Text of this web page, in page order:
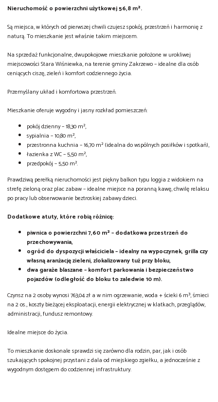
Nieruchomość o powierzchni użytkowej 56,8 m².
Są miejsca, w których od pierwszej chwili czujesz spokój, przestrzeń i harmonię z
naturą. To mieszkanie jest właśnie takim miejscem.
Na sprzedaż funkcjonalne, dwupokojowe mieszkanie położone w urokliwej
miejscowości Stara Wiśniewka, na terenie gminy Zakrzewo – idealne dla osób
ceniących ciszę, zieleń i komfort codziennego życia.
Przemyślany układ i komfortowa przestrzeń.
Mieszkanie oferuje wygodny i jasny rozkład pomieszczeń:
pokój dzienny – 18,30 m²,
sypialnia – 10,80 m²,
przestronna kuchnia – 16,70 m² (idealna do wspólnych posiłków i spotkań),
łazienka z WC – 5,50 m²,
przedpokój – 5,50 m².
Prawdziwą perełką nieruchomości jest piękny balkon typu loggia z widokiem na
strefę zieloną oraz plac zabaw – idealne miejsce na poranną kawę, chwilę relaksu
po pracy lub obserwowanie beztroskiej zabawy dzieci.
Dodatkowe atuty, które robią różnicę:
piwnica o powierzchni 7,60 m² – dodatkowa przestrzeń do
przechowywania,
ogród do dyspozycji właściciela – idealny na wypoczynek, grilla czy
własną aranżację zieleni, zlokalizowany tuż przy bloku,
dwa garaże blaszane – komfort parkowania i bezpieczeństwo
pojazdów (odległość do bloku to zaledwie 10 m).
Czynsz na 2 osoby wynosi 763,04 zł a w nim ogrzewanie, woda + ścieki 6 m³, śmieci
na 2 os., koszty bieżącej eksploatacji, energii elektrycznej w klatkach, przeglądów,
administracji, fundusz remontowy.
Idealne miejsce do życia.
To mieszkanie doskonale sprawdzi się zarówno dla rodzin, par, jak i osób
szukających spokojnej przystani z dala od miejskiego zgiełku, a jednocześnie z
wygodnym dostępem do codziennej infrastruktury.